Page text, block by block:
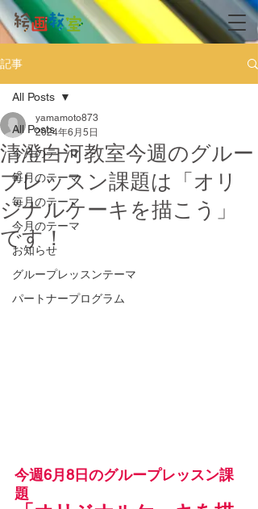
記事
All Posts
今月のテーマ
毎月のテーマ
毎月のテーマ
今月のテーマ
お知らせ
グループレッスンテーマ
パートナープログラム
All Posts
清澄白河教室今週のグルー
プレッスン課題は「オリ
ジナルケーキを描こう」
です！
yamamoto873
2024年6月5日
今週6月8日のグループレッスン課
題